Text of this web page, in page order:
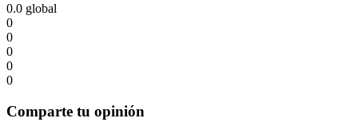
0.0 global
0
0
0
0
0
Comparte tu opinión